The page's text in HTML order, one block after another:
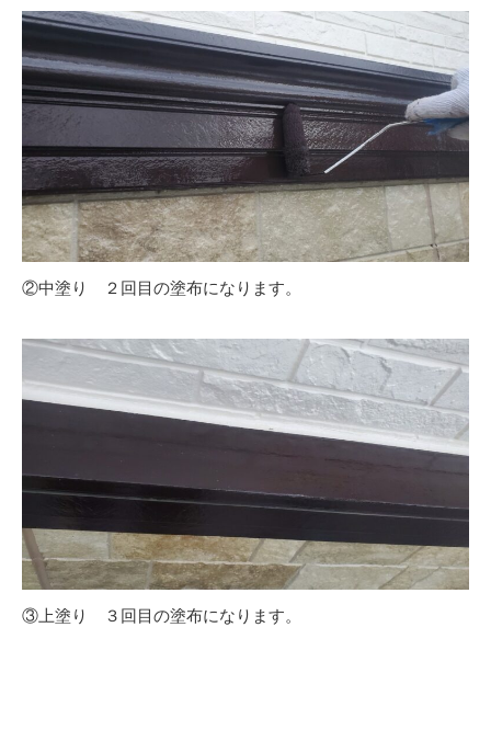
②中塗り ２回目の塗布になります。
③上塗り ３回目の塗布になります。